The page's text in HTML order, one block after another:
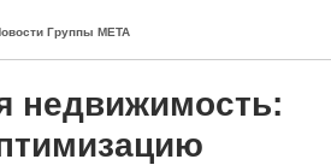
Группы МЕТА
недвижимость: